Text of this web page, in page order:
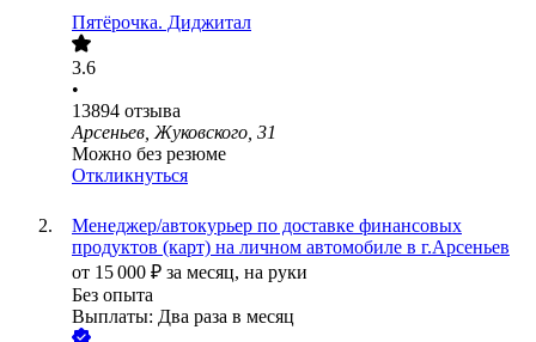
Пятёрочка. Диджитал
3.6
•
13894 отзыва
Арсеньев, Жуковского, 31
Можно без резюме
Откликнуться
Менеджер/автокурьер по доставке финансовых
продуктов (карт) на личном автомобиле в г.Арсеньев
от 15 000 ₽ за месяц, на руки
Без опыта
Выплаты: Два раза в месяц